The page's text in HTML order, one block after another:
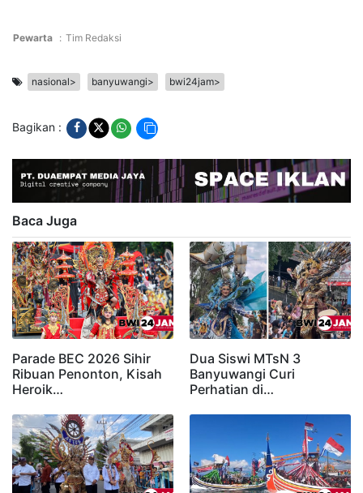
Pewarta : Tim Redaksi
nasional> banyuwangi> bwi24jam>
Bagikan :
Baca Juga
Parade BEC 2026 Sihir
Ribuan Penonton, Kisah
Heroik…
Dua Siswi MTsN 3
Banyuwangi Curi
Perhatian di…